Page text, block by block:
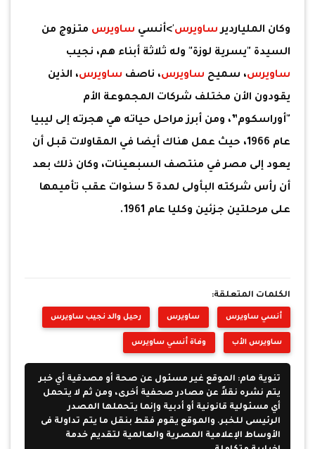
وكان المليارديرساويرس'>أنسي ساويرس متزوج من
السيدة "يسرية لوزة" وله ثلاثة أبناء هم، نجيب
ساويرس، سميح ساويرس، ناصف ساويرس، الذين
يقودون الأن مختلف شركات المجموعة الأم
"أوراسكوم”، ومن أبرز مراحل حياته هي هجرته إلى ليبيا
عام 1966، حيث عمل هناك أيضا في المقاولات قبل أن
يعود إلى مصر في منتصف السبعينات، وكان ذلك بعد
أن رأس شركته البأولى لمدة 5 سنوات عقب تأميمها
على مرحلتين جزئين وكليا عام 1961.
الكلمات المتعلقة:
أنسي ساويرس ساويرس رحيل والد نجيب ساويرس
ساويرس الأب وفاة أنسي ساويرس
تنوية هام: الموقع غير مسئول عن صحة أو مصدقية أي خبر
يتم نشره نقلاً عن مصادر صحفية أخرى، ومن ثم لا يتحمل
أي مسئولية قانونية أو أدبية وإنما يتحملها المصدر
الرئيسى للخبر. والموقع يقوم فقط بنقل ما يتم تداولة فى
الأوساط الإعلامية المصرية والعالمية لتقديم خدمة